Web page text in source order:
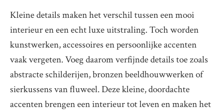
Kleine details maken het verschil tussen een mooi
interieur en een echt luxe uitstraling. Toch worden
kunstwerken, accessoires en persoonlijke accenten
vaak vergeten. Voeg daarom verfijnde details toe zoals
abstracte schilderijen, bronzen beeldhouwwerken of
sierkussens van fluweel. Deze kleine, doordachte
accenten brengen een interieur tot leven en maken het